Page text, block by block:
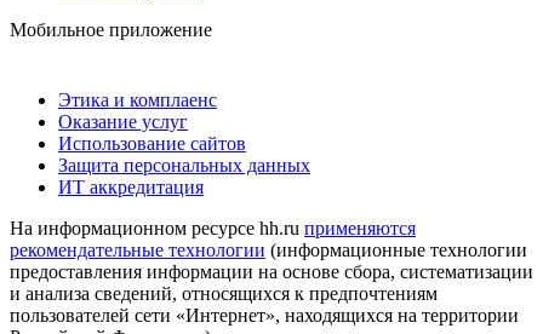
Мобильное приложение
Этика и комплаенс
Оказание услуг
Использование сайтов
Защита персональных данных
ИТ аккредитация
На информационном ресурсе hh.ru применяются
рекомендательные технологии (информационные технологии
предоставления информации на основе сбора, систематизации
и анализа сведений, относящихся к предпочтениям
пользователей сети «Интернет», находящихся на территории